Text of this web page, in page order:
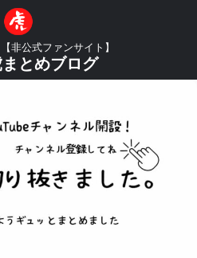
非公式ファンサイト】
とめブログ